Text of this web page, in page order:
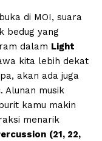
di MOI, suara
bedug yang
dalam Light
kita lebih dekat
akan ada juga
Alunan musik
kamu makin
menarik
(21, 22,